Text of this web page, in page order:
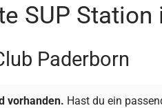
SUP
Paderborn
vorhanden. Hast du ein